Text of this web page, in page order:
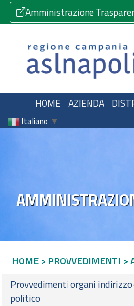
Amministrazione
HOME AZIENDA
Italiano ▼
HOME > PROVVEDIMENTI >
Provvedimenti organi
politico